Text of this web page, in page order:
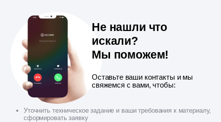
Не нашли что
искали?
Мы поможем!
Оставьте ваши контакты и мы
свяжемся с вами, чтобы:
Уточнить техническое задание и ваши требования к материалу,
сформировать заявку